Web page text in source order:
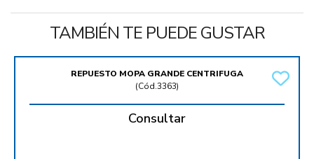
TAMBIÉN TE PUEDE GUSTAR
REPUESTO MOPA GRANDE CENTRIFUGA
(Cód.3363)
Consultar